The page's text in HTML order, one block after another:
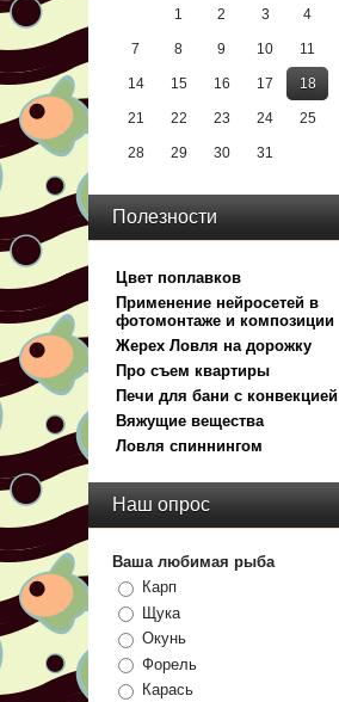
1 2 3 4
7 8 9 10 11
14 15 16 17 18
21 22 23 24 25
28 29 30 31
Полезности
Цвет поплавков
Применение нейросетей в
фотомонтаже и композиции
Жерех Ловля на дорожку
Про съем квартиры
Печи для бани с конвекцией
Вяжущие вещества
Ловля спиннингом
Наш опрос
Ваша любимая рыба
Карп
Щука
Окунь
Форель
Карась